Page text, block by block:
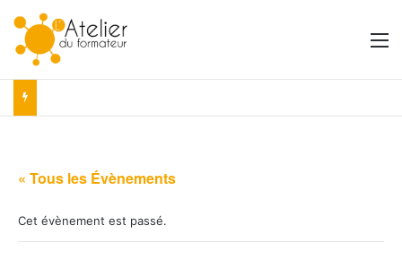
« Tous les Évènements
Cet évènement est passé.